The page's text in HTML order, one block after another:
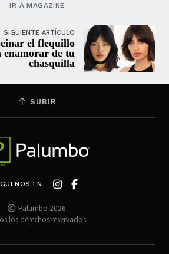
IR A MAGAZINE
SIGUIENTE ARTÍCULO
el flequillo
enamorar de tu
chasquilla
SUBIR
EN
Palumbo 2026.
los derechos reservados.